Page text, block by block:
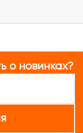
о новинках?